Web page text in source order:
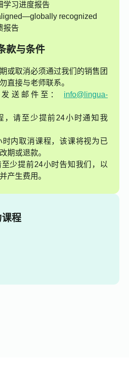
学习进度报告
recognized
报告
款与条件
或取消必须通过我们的销售团
直接与老师联系。
送邮件至： info@lingua-
，请至少提前24小时通知我
时内取消课程，该课将视为已
期或退款。
少提前24小时告知我们，以
产生费用。
程